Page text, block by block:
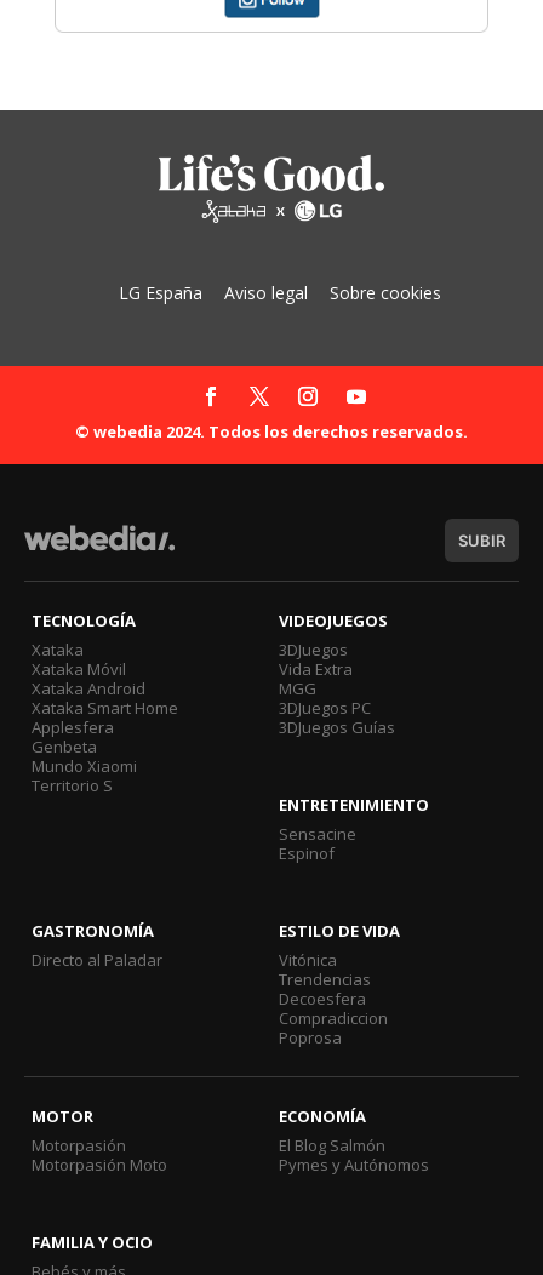
LG España Aviso legal Sobre cookies
© webedia 2024. Todos los derechos reservados.
SUBIR
TECNOLOGÍA
Xataka
Xataka Móvil
Xataka Android
Xataka Smart Home
Applesfera
Genbeta
Mundo Xiaomi
Territorio S
VIDEOJUEGOS
3DJuegos
Vida Extra
MGG
3DJuegos PC
3DJuegos Guías
ENTRETENIMIENTO
Sensacine
Espinof
GASTRONOMÍA
Directo al Paladar
ESTILO DE VIDA
Vitónica
Trendencias
Decoesfera
Compradiccion
Poprosa
MOTOR
Motorpasión
Motorpasión Moto
ECONOMÍA
El Blog Salmón
Pymes y Autónomos
FAMILIA Y OCIO